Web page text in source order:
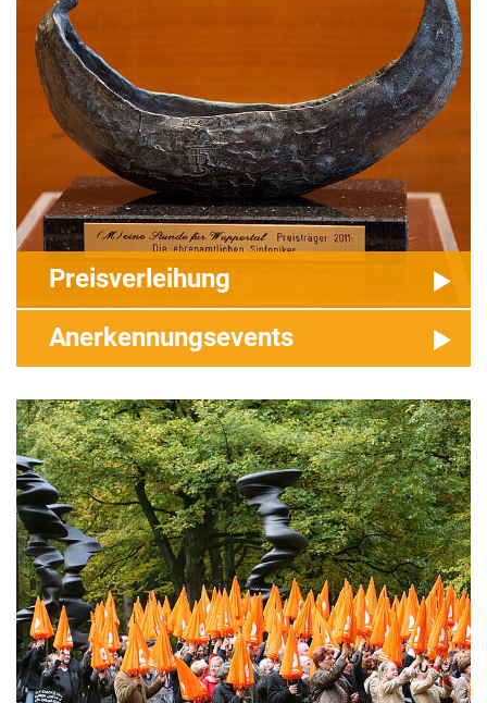
Preisverleihung
Anerkennungsevents